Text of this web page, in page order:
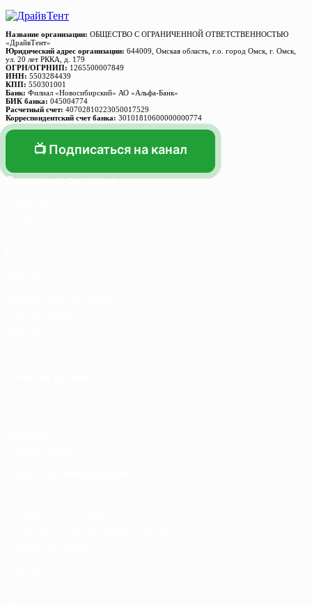
Название организации: ОБЩЕСТВО С ОГРАНИЧЕННОЙ ОТВЕТСТВЕННОСТЬЮ
«ДрайвТент»
Юридический адрес организации: 644009, Омская область, г.о. город Омск, г. Омск,
ул. 20 лет РККА, д. 179
ОГРН/ОГРНИП: 1265500007849
ИНН: 5503284439
КПП: 550301001
Банк: Филиал «Новосибирский» АО «Альфа-Банк»
БИК банка: 045004774
Расчетный счет: 40702810223050017529
Корреспондентский счет банка: 30101810600000000774
📺 Подписаться на канал
Основные разделы